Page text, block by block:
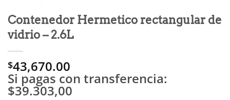
Contenedor Hermetico rectangular de
vidrio – 2.6L
$43,670.00
Si pagas con transferencia:
$39.303,00